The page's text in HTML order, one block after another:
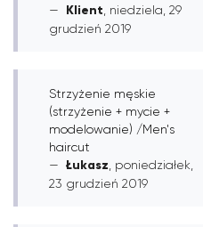
Klient , niedziela, 29
grudzień 2019
Strzyżenie męskie
(strzyżenie + mycie +
modelowanie) /Men's
haircut
Łukasz , poniedziałek,
23 grudzień 2019